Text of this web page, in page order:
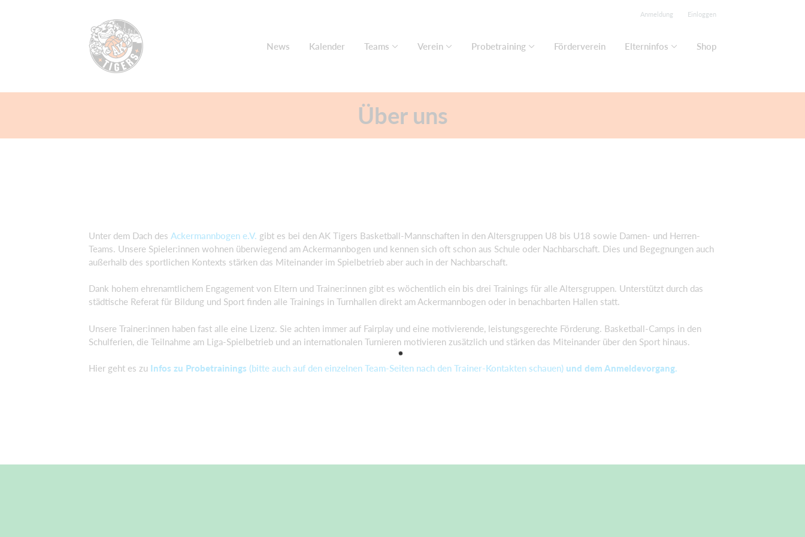
Anmeldung Einloggen
News Kalender Teams Verein Probetraining Förderverein Elterninfos Shop
Über uns
Unter dem Dach des Ackermannbogen e.V. gibt es bei den AK Tigers Basketball-Mannschaften in den Altersgruppen U8 bis U18 sowie Damen- und Herren-
Teams Unsere Spieler:innen wohnen überwiegend am Ackermannbogen und kennen sich oft schon aus Schule oder Nachbarschaft. Dies und Begegnungen auch
außerhalb des sportlichen Kontexts stärken das Miteinander im Spielbetrieb aber auch in der Nachbarschaft.
Dank hohem ehrenamtlichem Engagement von Eltern und Trainer:innen gibt es wöchentlich ein bis drei Trainings für alle Altersgruppen. Unterstützt durch das
städtische Referat für Bildung und Sport finden alle Trainings in Turnhallen direkt am Ackermannbogen oder in benachbarten Hallen statt.
Unsere Trainer:innen haben fast alle eine Lizenz . Sie achten immer auf Fairplay und eine motivierende, leistungsgerechte Förderung. Basketball-Camps in den
Schulferien, die Teilnahme am Liga-Spielbetrieb und an internationalen Turnieren motivieren zusätzlich und stärken das Miteinander über den Sport hinaus.
Hier geht es zu Infos zu Probetrainings (bitte auch auf den einzelnen Team-Seiten nach den Trainer-Kontakten schauen) und dem Anmeldevorgang.